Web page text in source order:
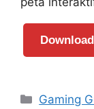
Gaming